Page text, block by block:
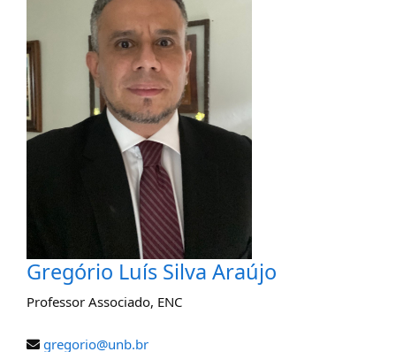
Gregório Luís Silva Araújo
Professor Associado, ENC
gregorio@unb.br